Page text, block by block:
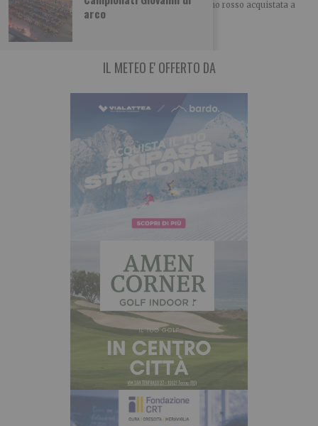
arco
La Fiat 500, tassativamente di colore blu con interno rosso acquistata a
rate alla fine degli
IL METEO E' OFFERTO DA